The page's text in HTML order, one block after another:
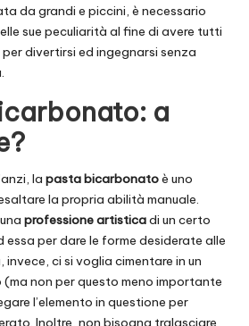
da grandi e piccini, è necessario
sue peculiarità al fine di avere tutti
divertirsi ed ingegnarsi senza
a
la pasta bicarbonatoè uno
la propria abilità manuale.
professione artisticadi un certo
essa per dare le forme desiderate alle
invece, ci si voglia cimentare in un
non per questo meno importante
l’elemento in questione per
Inoltre, non bisogna tralasciare